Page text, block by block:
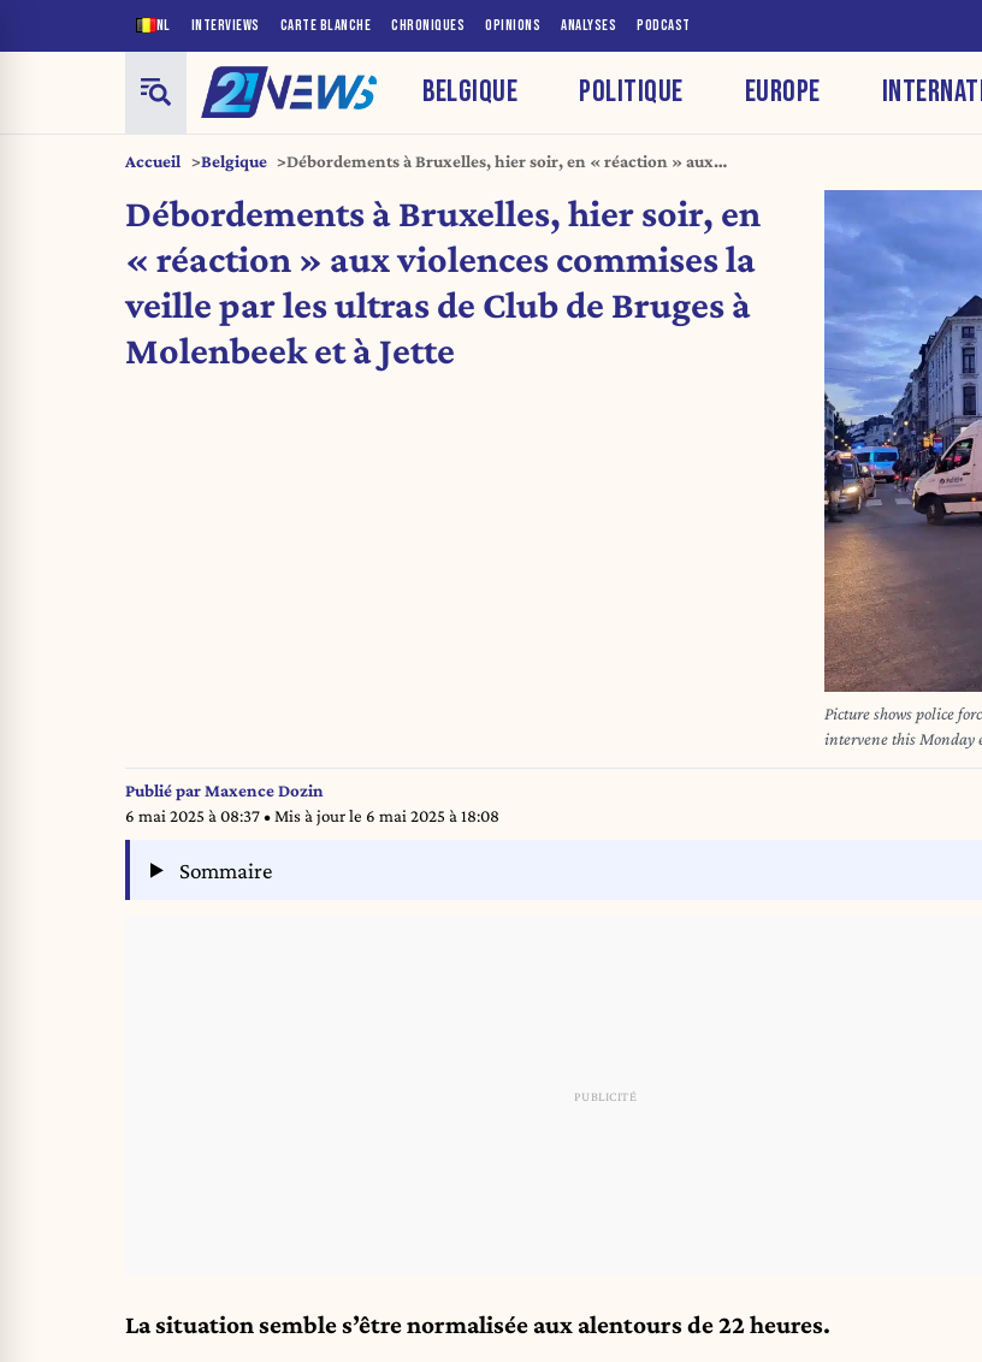
NL INTERVIEWS CARTE BLANCHE CHRONIQUES OPINIONS ANALYSES PODCAST
BELGIQUE POLITIQUE EUROPE
Accueil Belgique
Débordements à Bruxelles, hier soir, en « réaction » aux
Molenbeek et à Jette
Débordements à Bruxelles, hier soir, en
« réaction » aux violences commises la
veille par les ultras de Club de Bruges à
Molenbeek et à Jette
Picture shows police
intervene this Monday
including barriers
related to the Belgian
Publié parMaxence Dozin
6 mai 2025 à 08:37• Mis à jour le 6 mai 2025 à 18:08
Sommaire
La situation semble s’être normalisée aux alentours de 22 heures.